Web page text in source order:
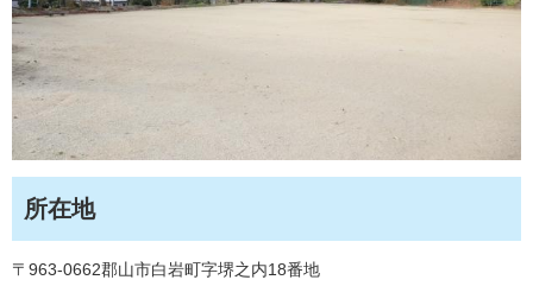
所在地
〒963-0662郡山市白岩町字堺之内18番地